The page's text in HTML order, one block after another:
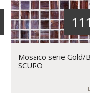
Mosaico serie Gold/
SCURO